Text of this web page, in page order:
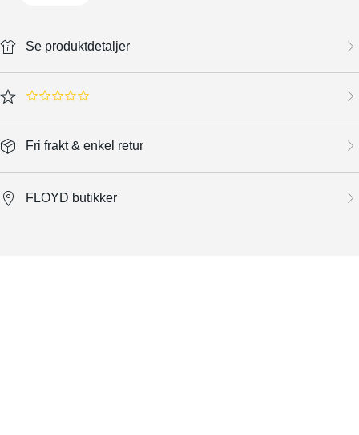
Se produktdetaljer
0.0 star rating
Fri frakt & enkel retur
FLOYD butikker